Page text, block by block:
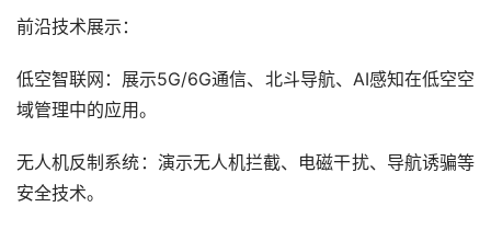
前沿技术展示：
低空智联网：展示5G/6G通信、北斗导航、AI感知在低空空
域管理中的应用。
无人机反制系统：演示无人机拦截、电磁干扰、导航诱骗等
安全技术。